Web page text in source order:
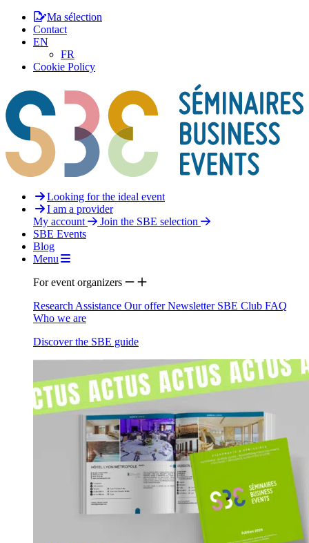
Ma sélection
Contact
EN
FR
Cookie Policy
Looking for the ideal event
I am a provider
My account
Join the SBE selection
SBE Events
Blog
Menu
For event organizers
Research Assistance Our offerNewsletter SBE Club FAQ
Who we are
Discover the SBE guide